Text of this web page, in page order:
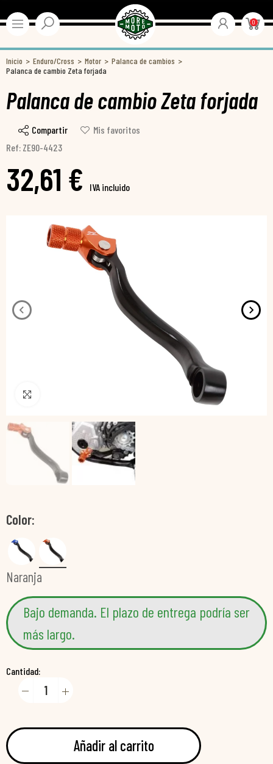
0
Inicio Enduro/Cross Motor
Palanca de cambios
Palanca de cambio Zeta forjada
Palanca de cambio Zeta forjada
Compartir
Mis favoritos
Ref: ZE90-4423
32,61 € IVA incluido
Color
Naranja
Bajo demanda. El plazo de entrega podría ser
más largo.
Cantidad:
Añadir al carrito